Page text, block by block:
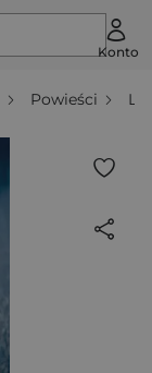
Konto
Powieści